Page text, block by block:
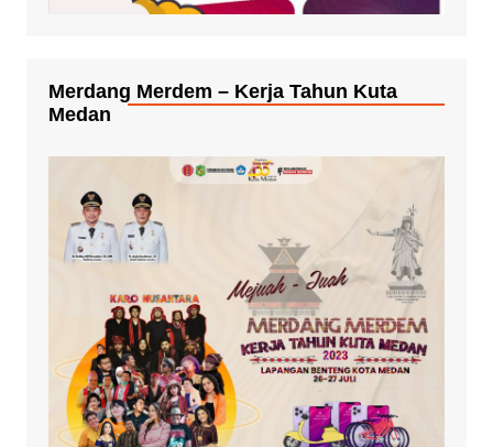
Merdang Merdem – Kerja Tahun Kuta
Medan